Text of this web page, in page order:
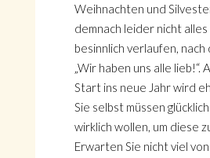
Weihnachten und
demnach leider nicht
besinnlich verlaufen,
„Wir haben uns alle lieb!“.
Start ins neue Jahr wird
Sie selbst müssen
wirklich wollen, um diese
Erwarten Sie nicht viel